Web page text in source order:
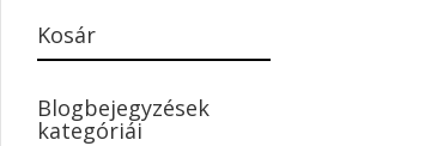
Kosár
Blogbejegyzések
kategóriái